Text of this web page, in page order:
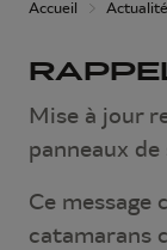
Accueil
Mise à jour
panneaux de
Ce message
catamarans